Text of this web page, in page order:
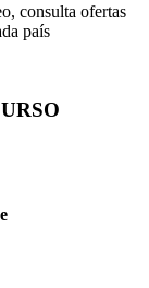
consulta ofertas
país